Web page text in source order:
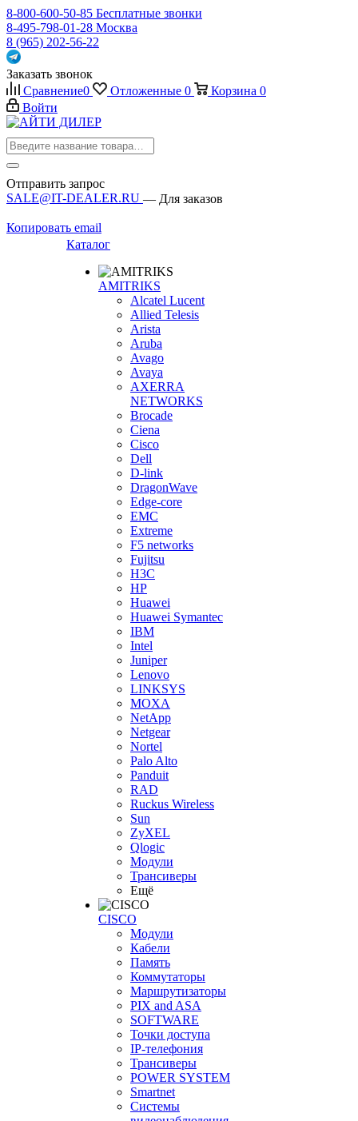
8-800-600-50-85 Бесплатные звонки
8-495-798-01-28 Москва
8 (965) 202-56-22
Заказать звонок
Сравнение0 Отложенные 0 Корзина 0
Войти
Отправить запрос
SALE@IT-DEALER.RU — Для заказов
Копировать email
Каталог
AMITRIKS
Alcatel Lucent
Allied Telesis
Arista
Aruba
Avago
Avaya
AXERRA
NETWORKS
Brocade
Ciena
Cisco
Dell
D-link
DragonWave
Edge-core
EMC
Extreme
F5 networks
Fujitsu
H3С
HP
Huawei
Huawei Symantec
IBM
Intel
Juniper
Lenovo
LINKSYS
MOXA
NetApp
Netgear
Nortel
Palo Alto
Panduit
RAD
Ruckus Wireless
Sun
ZyXEL
Qlogic
Модули
Трансиверы
Ещё
CISCO
Модули
Кабели
Память
Коммутаторы
Маршрутизаторы
PIX and ASA
SOFTWARE
Точки доступа
IP-телефония
Трансиверы
POWER SYSTEM
Smartnet
Системы